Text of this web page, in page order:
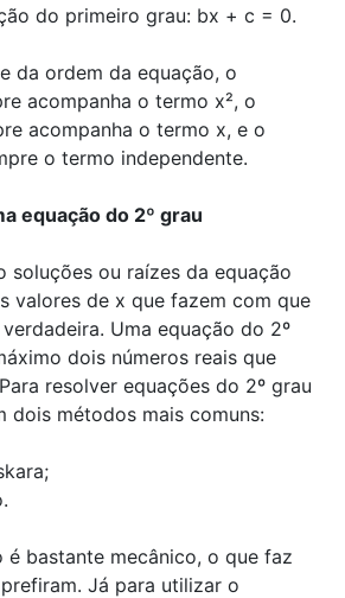
do primeiro grau: bx + c = 0.
da ordem da equação, o
acompanha o termo x², o
acompanha o termo x, e o
o termo independente.
equação do 2º grau
soluções ou raízes da equação
valores de x que fazem com que
Uma equação do 2º
dois números reais que
resolver equações do 2º grau
dois métodos mais comuns:
é bastante mecânico, o que faz
Já para utilizar o